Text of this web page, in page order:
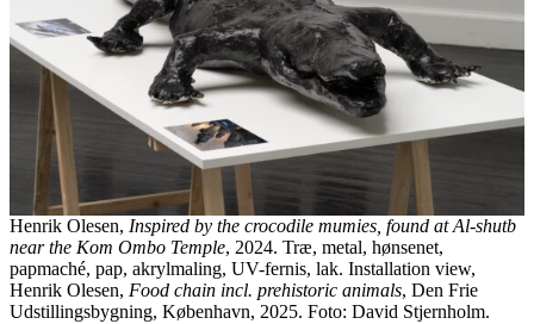
Henrik Olesen, Inspired by the crocodile mumies, found at Al-shutb
near the Kom Ombo Temple, 2024. Træ, metal, hønsenet,
papmaché, pap, akrylmaling, UV-fernis, lak. Installation view,
Henrik Olesen, Food chain incl. prehistoric animals, Den Frie
Udstillingsbygning, København, 2025. Foto: David Stjernholm.